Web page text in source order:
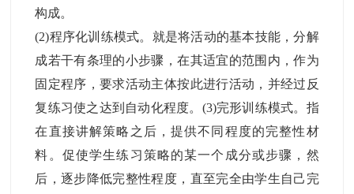
构成。
(2)程序化训练模式。就是将活动的基本技能，分解
成若干有条理的小步骤，在其适宜的范围内，作为
固定程序，要求活动主体按此进行活动，并经过反
复练习使之达到自动化程度。(3)完形训练模式。指
在直接讲解策略之后，提供不同程度的完整性材
料。促使学生练习策略的某一个成分或步骤，然
后，逐步降低完整性程度，直至完全由学生自己完